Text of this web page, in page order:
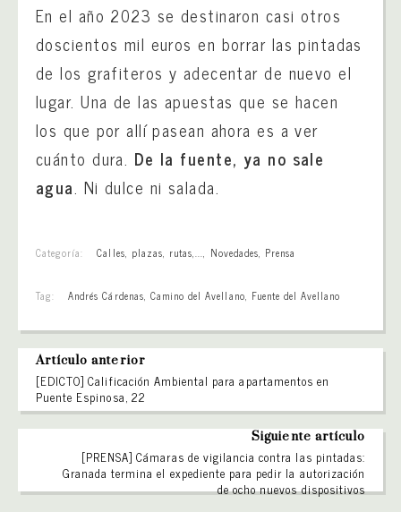
En el año 2023 se destinaron casi otros
doscientos mil euros en borrar las pintadas
de los grafiteros y adecentar de nuevo el
lugar. Una de las apuestas que se hacen
los que por allí pasean ahora es a ver
cuánto dura. De la fuente, ya no sale
agua. Ni dulce ni salada.
Categoría: Calles, plazas, rutas,..., Novedades, Prensa
Tag: Andrés Cárdenas, Camino del Avellano, Fuente del Avellano
Artículo anterior
[EDICTO] Calificación Ambiental para apartamentos en
Puente Espinosa, 22
Siguiente artículo
[PRENSA] Cámaras de vigilancia contra las pintadas:
Granada termina el expediente para pedir la autorización
de ocho nuevos dispositivos